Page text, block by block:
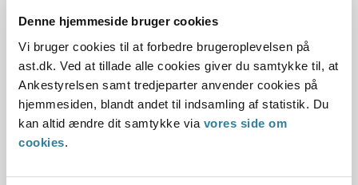
Denne hjemmeside bruger cookies
Vi bruger cookies til at forbedre brugeroplevelsen på
ast.dk. Ved at tillade alle cookies giver du samtykke til, at
Ankestyrelsen samt tredjeparter anvender cookies på
hjemmesiden, blandt andet til indsamling af statistik. Du
kan altid ændre dit samtykke via vores side om
cookies.
Dato for underskrift
01.12.2001
Offentliggørelsesdato